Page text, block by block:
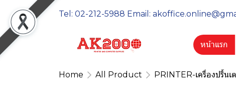
Tel: 02-212-5988 Email:
หน้าแรก
Home All Product PRINTER-เครื่องปริ้นเ